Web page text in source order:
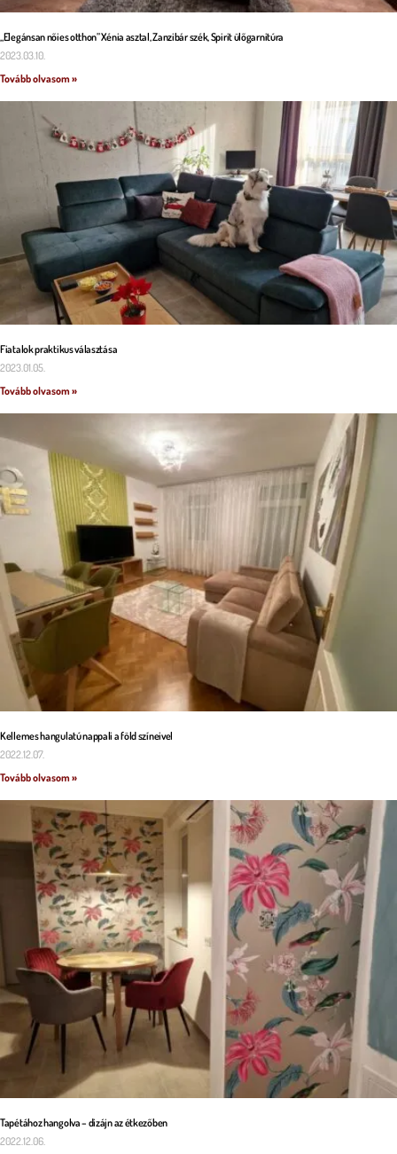
„Elegánsan nőies otthon” Xénia asztal, Zanzibár szék, Spirit ülőgarnitúra
2023.03.10.
Tovább olvasom »
Fiatalok praktikus választása
2023.01.05.
Tovább olvasom »
Kellemes hangulatú nappali a föld színeivel
2022.12.07.
Tovább olvasom »
Tapétához hangolva – dizájn az étkezőben
2022.12.06.